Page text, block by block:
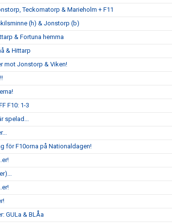
Teckomatorp & Marieholm + F11
(h) & Jonstorp (b)
& Fortuna hemma
& Hittarp
mot Jonstorp & Viken!
F10: 1-3
spelad...
för F10orna på Nationaldagen!
GULa & BLÅa